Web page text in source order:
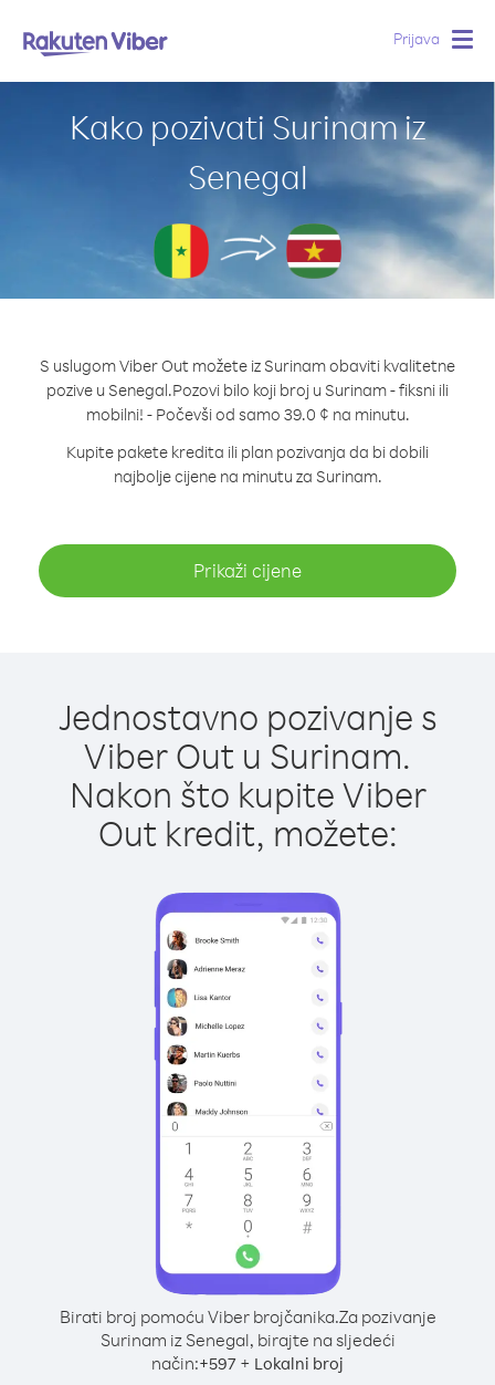
Prijava
Kako pozivati Surinam iz
Senegal
S uslugom Viber Out možete iz Surinam obaviti kvalitetne
pozive u Senegal.Pozovi bilo koji broj u Surinam - fiksni ili
mobilni! - Počevši od samo 39.0 ¢ na minutu.
Kupite pakete kredita ili plan pozivanja da bi dobili
najbolje cijene na minutu za Surinam.
Prikaži cijene
Jednostavno pozivanje s
Viber Out u Surinam.
Nakon što kupite Viber
Out kredit, možete:
Birati broj pomoću Viber brojčanika.Za pozivanje
Surinam iz Senegal, birajte na sljedeći
način:+597 + Lokalni broj